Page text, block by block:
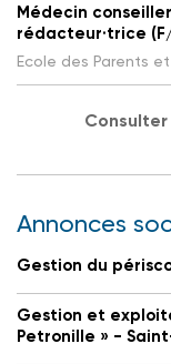
Médecin
rédacteur·trice
Ecole des Parents
Annonces
Gestion du
Gestion et
Petronille » -